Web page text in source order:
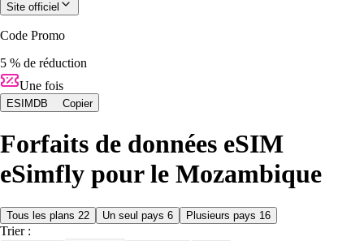
Site officiel
Code Promo
5 % de réduction
Une fois
ESIMDB Copier
Forfaits de données eSIM
eSimfly pour le Mozambique
Tous les plans 22 Un seul pays 6 Plusieurs pays 16
Trier :